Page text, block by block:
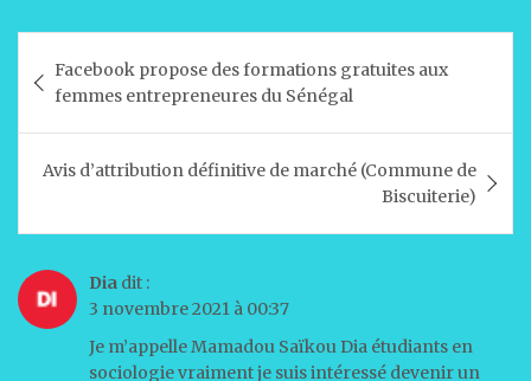
at
s
A
p
c
e
b
o
k
k
e
dI
n
ai
l
ta
g
er
de
l’article
Facebook propose des formations gratuites aux
femmes entrepreneures du Sénégal
Avis d’attribution définitive de marché (Commune de
Biscuiterie)
Dia dit :
3 novembre 2021 à 00:37
Je m’appelle Mamadou Saïkou Dia étudiants en
sociologie vraiment je suis intéressé devenir un